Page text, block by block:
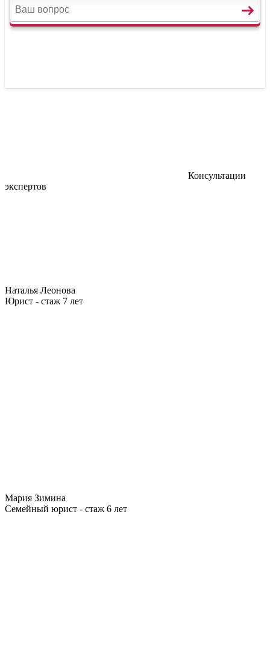
Консультации
экспертов
Наталья Леонова
Юрист - стаж 7 лет
Мария Зимина
Семейный юрист - стаж 6 лет